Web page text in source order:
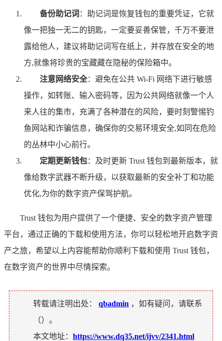
备份助记词 ：助记词是恢复钱包的重要凭证，它就
像一把独一无二的钥匙，一定要妥善保管，千万不要泄
露给他人，建议将助记词写在纸上，并存放在安全的地
方,就像将珍贵的宝藏藏在隐秘的保险箱中。
注意网络安全：避免在公共 Wi-Fi 网络下进行敏感
操作，如转账、输入密码等，因为公共网络就像一个人
来人往的集市，充满了各种潜在的风险，要时刻警惕钓
鱼网站和诈骗信息，确保你的交易环境安全,如同在危险
的丛林中小心前行。
定期更新钱包：及时更新 Trust 钱包到最新版本，就
像给数字武器不断升级，以获取最新的安全补丁和功能
优化,为你的数字资产保驾护航。
Trust 钱包为用户提供了一个便捷、安全的数字资产管理
平台，通过正确的下载和使用方法，你可以轻松地开启数字资
产之旅，希望以上内容能帮助你顺利下载和使用 Trust 钱包，
在数字资产的世界中尽情探索。
转载请注明出处： qbadmin ，如有疑问，请联系
（）。
本文地址： https://www.dq35.net/ijvv/2341.html